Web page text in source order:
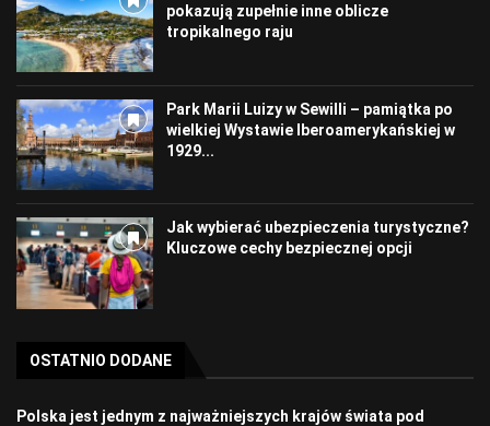
pokazują zupełnie inne oblicze
tropikalnego raju
Park Marii Luizy w Sewilli – pamiątka po
wielkiej Wystawie Iberoamerykańskiej w
1929...
Jak wybierać ubezpieczenia turystyczne?
Kluczowe cechy bezpiecznej opcji
OSTATNIO DODANE
Polska jest jednym z najważniejszych krajów świata pod